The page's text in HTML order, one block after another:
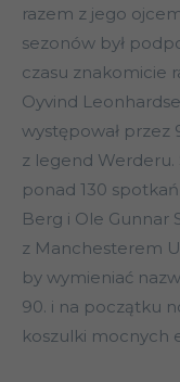
razem z jego
sezonów był
czasu znakomicie
Oyvind
występował przez
z legend Werderu.
ponad 130
Berg i Ole Gunnar
z Manchesterem
by wymieniać
90. i na początku
koszulki mocnych